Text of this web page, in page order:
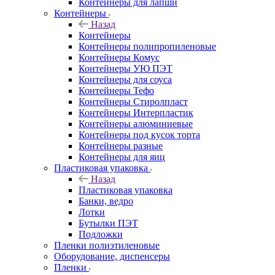
Контейнеры для лапши
Контейнеры
Назад
Контейнеры
Контейнеры полипропиленовые
Контейнеры Комус
Контейнеры УЮ ПЭТ
Контейнеры для соуса
Контейнеры Тефо
Контейнеры Стиролпласт
Контейнеры Интерпластик
Контейнеры алюминиевые
Контейнеры под кусок торта
Контейнеры разные
Контейнеры для яиц
Пластиковая упаковка
Назад
Пластиковая упаковка
Банки, ведро
Лотки
Бутылки ПЭТ
Подложки
Пленки полиэтиленовые
Оборудование, диспенсеры
Пленки